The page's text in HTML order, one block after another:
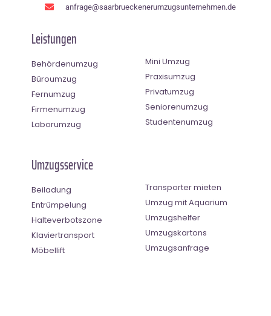
anfrage@saarbrueckenerumzugsunternehmen.de
Leistungen
Behördenumzug
Büroumzug
Fernumzug
Firmenumzug
Laborumzug
Mini Umzug
Praxisumzug
Privatumzug
Seniorenumzug
Studentenumzug
Umzugsservice
Beiladung
Entrümpelung
Halteverbotszone
Klaviertransport
Möbellift
Transporter mieten
Umzug mit Aquarium
Umzugshelfer
Umzugskartons
Umzugsanfrage